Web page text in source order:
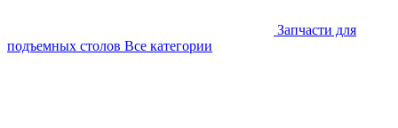
Запчасти для
подъемных столов Все категории